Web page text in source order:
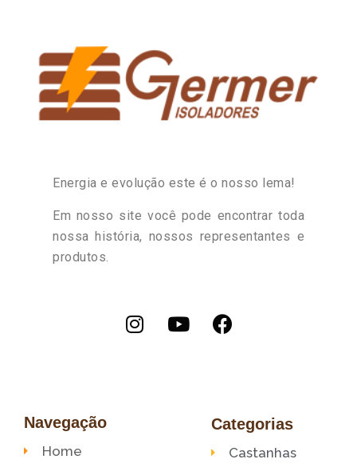
Energia e evolução este é o nosso lema!
Em nosso site você pode encontrar toda
nossa história, nossos representantes e
produtos.
Navegação Categorias
Home
Castanhas